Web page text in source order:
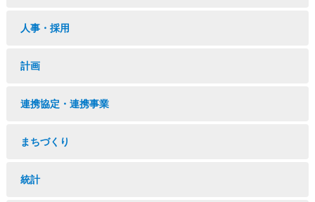
人事・採用
計画
連携協定・連携事業
まちづくり
統計